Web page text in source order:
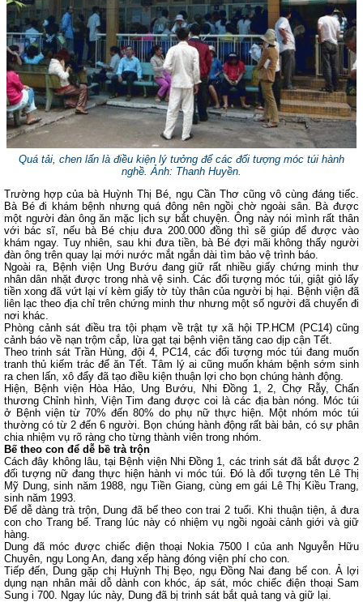
Quá tải, chen lấn là điều kiện lý tưởng để các đối tượng móc túi hành
nghề. Ảnh: Thanh Huyền.
Trường hợp của bà Huỳnh Thị Bé, ngụ Cần Thơ cũng vô cùng đáng tiếc.
Bà Bé đi khám bệnh nhưng quá đông nên ngồi chờ ngoài sân. Bà được
một người đàn ông ăn mặc lịch sự bắt chuyện. Ông này nói mình rất thân
với bác sĩ, nếu bà Bé chịu đưa 200.000 đồng thì sẽ giúp để được vào
khám ngay. Tuy nhiên, sau khi đưa tiền, bà Bé đợi mãi không thấy người
đàn ông trên quay lại mới nước mắt ngắn dài tìm bảo vệ trình báo.
Ngoài ra, Bệnh viện Ung Bướu đang giữ rất nhiều giấy chứng minh thư
nhân dân nhặt được trong nhà vệ sinh. Các đối tượng móc túi, giật giỏ lấy
tiền xong đã vứt lại ví kèm giấy tờ tùy thân của người bị hại. Bệnh viện đã
liên lạc theo địa chỉ trên chứng minh thư nhưng một số người đã chuyển đi
nơi khác.
Phòng cảnh sát điều tra tội phạm về trật tự xã hội TP.HCM (PC14) cũng
cảnh báo về nạn trộm cắp, lừa gạt tại bệnh viện tăng cao dịp cận Tết.
Theo trinh sát Trần Hùng, đội 4, PC14, các đối tượng móc túi đang muốn
tranh thủ kiếm trác để ăn Tết. Tâm lý ai cũng muốn khám bệnh sớm sinh
ra chen lấn, xô đẩy đã tạo điều kiện thuận lợi cho bọn chúng hành động.
Hiện, Bệnh viện Hòa Hảo, Ung Bướu, Nhi Đồng 1, 2, Chợ Rẫy, Chấn
thương Chỉnh hình, Viện Tim đang được coi là các địa bàn nóng. Móc túi
ở Bệnh viện từ 70% đến 80% do phụ nữ thực hiện. Một nhóm móc túi
thường có từ 2 đến 6 người. Bọn chúng hành động rất bài bản, có sự phân
chia nhiệm vụ rõ ràng cho từng thành viên trong nhóm.
Bế theo con để dễ bề trà trộn
Cách đây không lâu, tại Bệnh viện Nhi Đồng 1, các trinh sát đã bắt được 2
đối tượng nữ đang thực hiện hành vi móc túi. Đó là đối tượng tên Lê Thị
Mỹ Dung, sinh năm 1988, ngụ Tiền Giang, cùng em gái Lê Thị Kiều Trang,
sinh năm 1993.
Để dễ dàng trà trộn, Dung đã bế theo con trai 2 tuổi. Khi thuận tiện, ả đưa
con cho Trang bế. Trang lúc này có nhiệm vụ ngồi ngoài cảnh giới và giữ
hàng.
Dung đã móc được chiếc điện thoại Nokia 7500 I của anh Nguyễn Hữu
Chuyên, ngụ Long An, đang xếp hàng đóng viện phí cho con.
Tiếp đến, Dung gặp chị Huỳnh Thị Bẹo, ngụ Đồng Nai đang bế con. Ả lợi
dụng nạn nhân mải dỗ dành con khóc, áp sát, móc chiếc điện thoại Sam
Sung i 700. Ngay lúc này, Dung đã bị trinh sát bắt quả tang và giữ lại.